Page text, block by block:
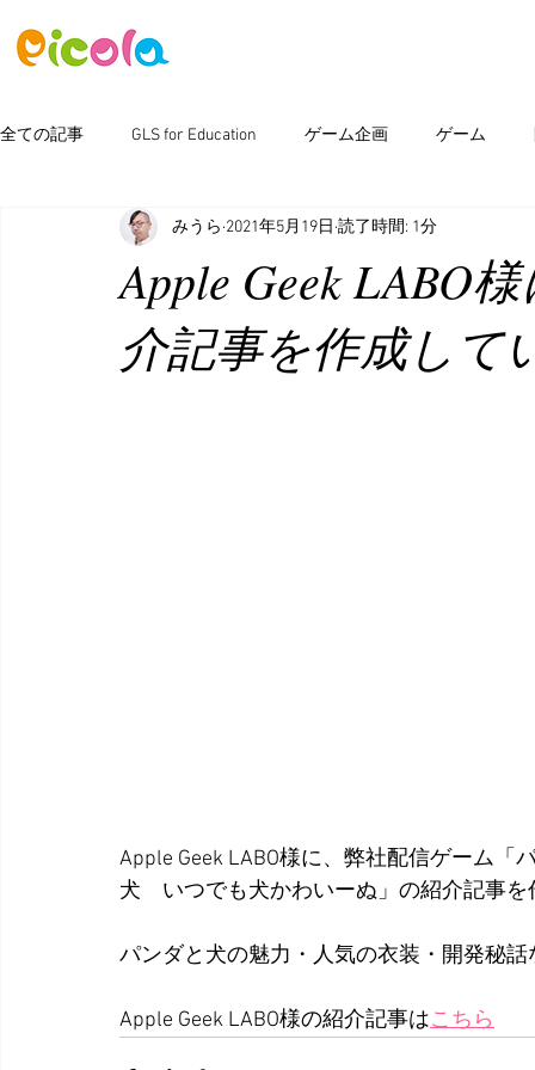
全ての記事 GLS for Education ゲーム企画 ゲーム
ピコラボ08號講座 Photoshop 新製品情報
Apple Geek LABO
介記事を作成して
みうら 2021年5月19日 読了時間: 1分
Apple Geek LABO様に、弊社配信ゲーム
犬　いつでも犬かわいーぬ」の紹介記事
パンダと犬の魅力・人気の衣装・開発秘
Apple Geek LABO様の紹介記事はこちら